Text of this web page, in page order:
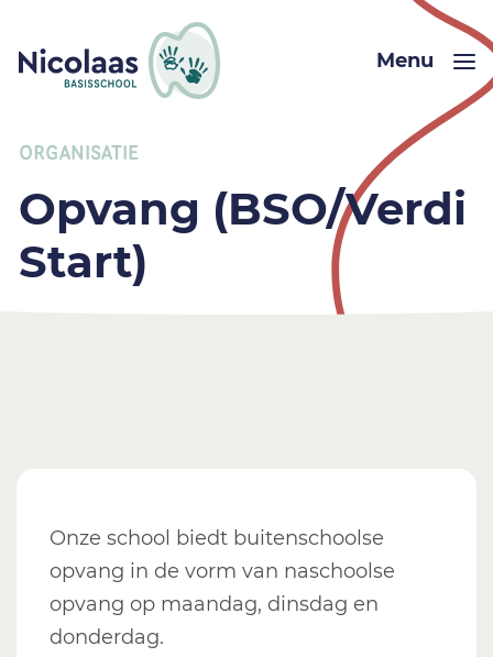
Menu
ORGANISATIE
Opvang (BSO/Verdi
Start)
Onze school biedt buitenschoolse
opvang in de vorm van naschoolse
opvang op maandag, dinsdag en
donderdag.